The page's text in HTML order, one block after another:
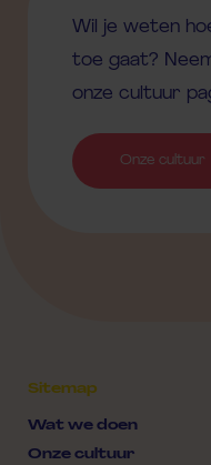
Wil je weten
toe gaat?
onze cultuur
Onze cultuur
Sitemap
Wat we doen
Onze cultuur